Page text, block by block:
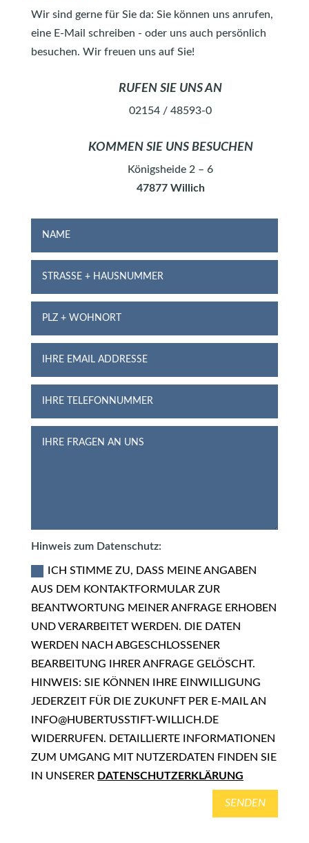
Wir sind gerne für Sie da: Sie können uns anrufen,
eine E-Mail schreiben - oder uns auch persönlich
besuchen. Wir freuen uns auf Sie!
RUFEN SIE UNS AN
02154 / 48593-0
KOMMEN SIE UNS BESUCHEN
Königsheide 2 – 6
47877 Willich
Hinweis zum Datenschutz:
ICH STIMME ZU, DASS MEINE ANGABEN
AUS DEM KONTAKTFORMULAR ZUR
BEANTWORTUNG MEINER ANFRAGE ERHOBEN
UND VERARBEITET WERDEN. DIE DATEN
WERDEN NACH ABGESCHLOSSENER
BEARBEITUNG IHRER ANFRAGE GELÖSCHT.
HINWEIS: SIE KÖNNEN IHRE EINWILLIGUNG
JEDERZEIT FÜR DIE ZUKUNFT PER E-MAIL AN
INFO@HUBERTUSSTIFT-WILLICH.DE
WIDERRUFEN. DETAILLIERTE INFORMATIONEN
ZUM UMGANG MIT NUTZERDATEN FINDEN SIE
IN UNSERER DATENSCHUTZERKLÄRUNG
SENDEN